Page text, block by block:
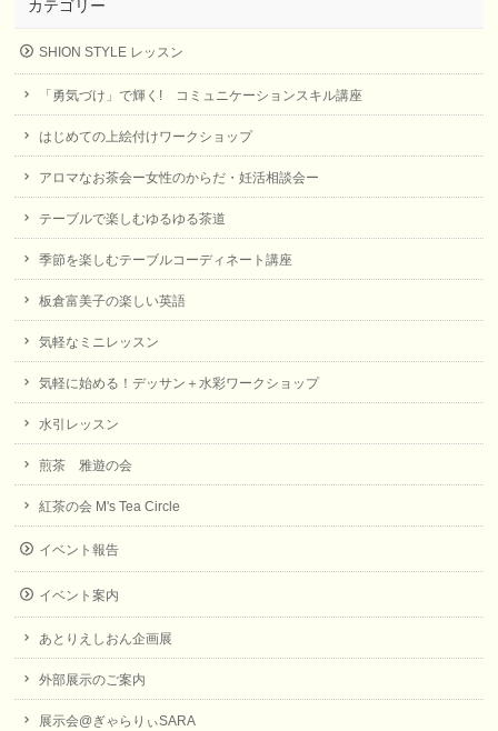
カテゴリー
SHION STYLE レッスン
「勇気づけ」で輝く! コミュニケーションスキル講座
はじめての上絵付けワークショップ
アロマなお茶会ー女性のからだ・妊活相談会ー
テーブルで楽しむゆるゆる茶道
季節を楽しむテーブルコーディネート講座
板倉富美子の楽しい英語
気軽なミニレッスン
気軽に始める！デッサン＋水彩ワークショップ
水引レッスン
煎茶 雅遊の会
紅茶の会 M's Tea Circle
イベント報告
イベント案内
あとりえしおん企画展
外部展示のご案内
展示会@ぎゃらりぃSARA